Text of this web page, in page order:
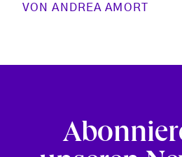
VONANDREA AMORT